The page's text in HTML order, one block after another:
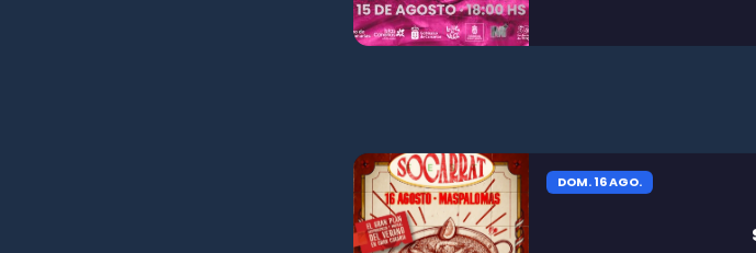
DOM. 16 AGO.